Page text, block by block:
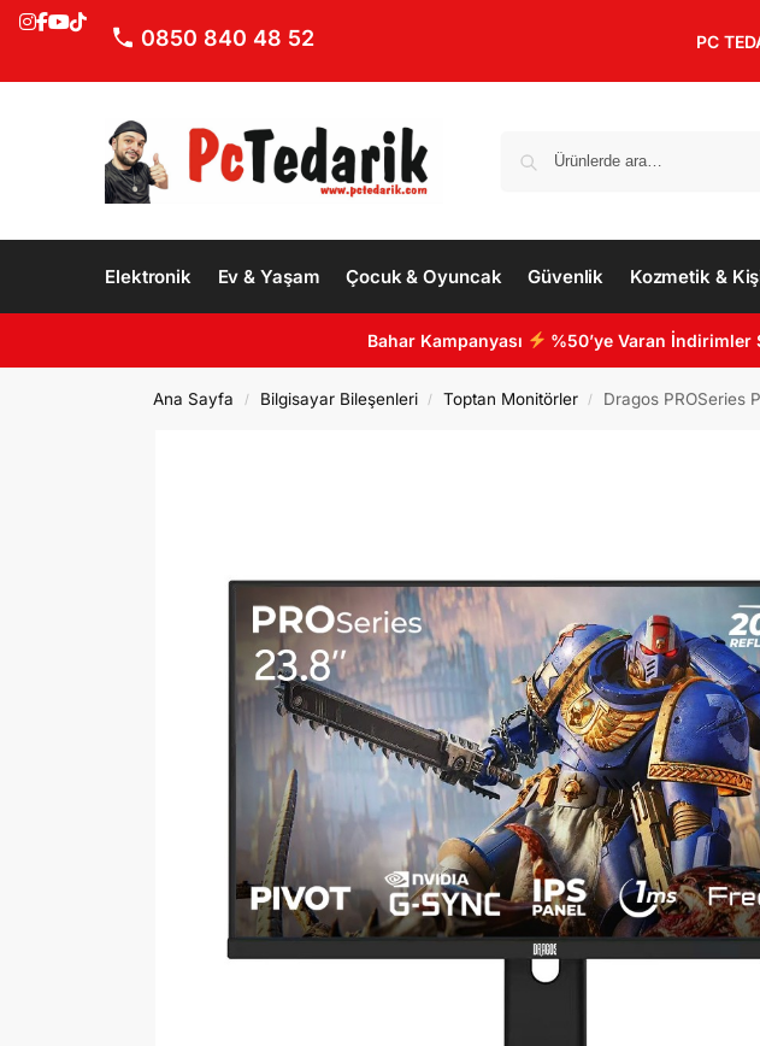
0850 840 48 52 PC
Elektronik Ev & Yaşam Çocuk & Oyuncak Güvenlik Kozmetik &
Bahar Kampanyası %50’ye Varan İndirimler
Ana Sayfa / Bilgisayar Bileşenleri / Toptan Monitörler / Dragos PROSeries